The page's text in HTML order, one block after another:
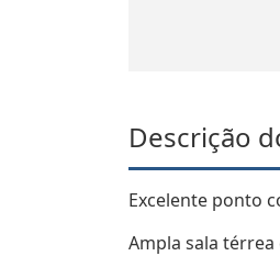
Descrição
Excelente ponto
Ampla sala